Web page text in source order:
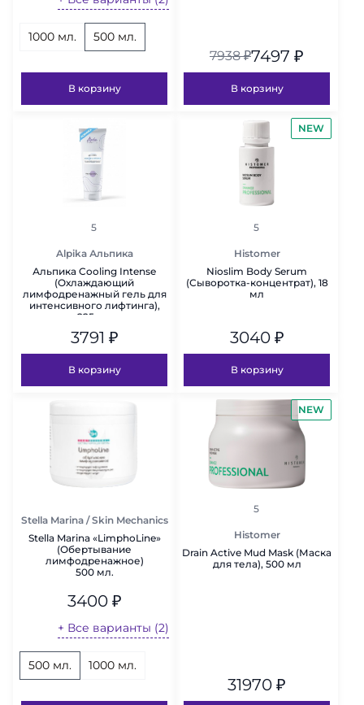
1000 мл. 500 мл.
В корзину
7938₽7497 ₽
В корзину
рейтинг
5
Alpika Альпика
Альпика Cooling Intense
(Охлаждающий
лимфодренажный гель для
интенсивного лифтинга),
225 мл
3791 ₽
В корзину
NEW
рейтинг
5
Histomer
Nioslim Body Serum
(Сыворотка-концентрат), 18
мл
3040₽
В корзину
Stella Marina / Skin Mechanics
Stella Marina «LimphoLine»
(Обертывание
лимфодренажное)
500 мл.
3400₽
+ Все варианты (2)
500 мл. 1000 мл.
NEW
рейтинг
5
Histomer
Drain Active Mud Mask (Маска
для тела), 500 мл
31970 ₽